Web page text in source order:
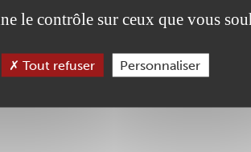
le contrôle sur ceux que vous
Tout refuser Personnaliser